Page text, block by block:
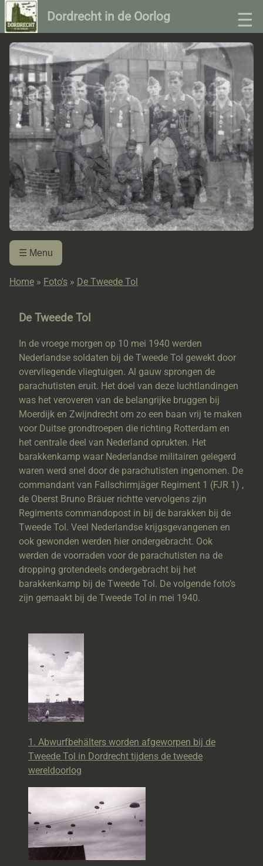
Dordrecht in de Oorlog ☰
☰ Menu
Home » Foto's » De Tweede Tol
De Tweede Tol
In de vroege morgen op 10 mei 1940 werden
Nederlandse soldaten bij de Tweede Tol gewekt door
overvliegende vliegtuigen. Al gauw sprongen de
parachutisten eruit. Het doel van deze luchtlandingen
was het veroveren van de belangrijke bruggen bij
Moerdijk en Zwijndrecht om zo een baan vrij te maken
voor Duitse grondtroepen die richting Rotterdam en
het centrale deel van Nederland oprukten. Het
barakkenkamp waar Nederlandse militairen gelegerd
waren werd snel door de parachutisten ingenomen. De
commandant van Fallschirmjäger Regiment 1 (FJR 1) ,
de Oberst Bruno Bräuer richtte vervolgens zijn
Regiments commandopost in bij de barakken bij de
Tweede Tol. Veel Nederlandse krijgsgevangenen en
ook gewonden werden hier ondergebracht. Ook
werden de voorraden voor de parachutisten na de
dropping grotendeels ondergebracht bij het
barakkenkamp bij de Tweede Tol. De volgende foto’s
zijn gemaakt bij de Tweede Tol in mei 1940.
1. Abwurfbehälters worden afgeworpen bij de
Tweede Tol in Dordrecht tijdens de tweede
wereldoorlog